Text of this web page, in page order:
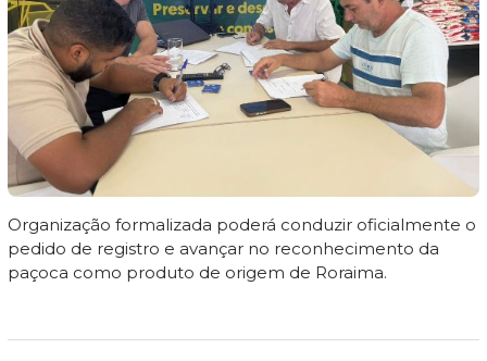
Organização formalizada poderá conduzir oficialmente o
pedido de registro e avançar no reconhecimento da
paçoca como produto de origem de Roraima.